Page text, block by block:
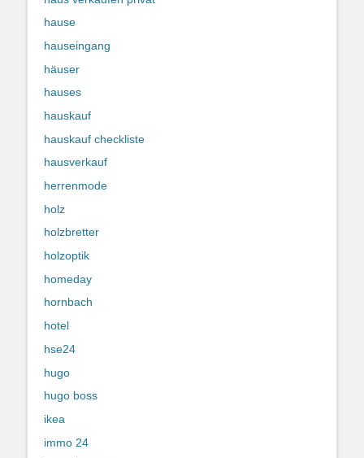
hause
hauseingang
häuser
hauses
hauskauf
hauskauf checkliste
hausverkauf
herrenmode
holz
holzbretter
holzoptik
homeday
hornbach
hotel
hse24
hugo
hugo boss
ikea
immo 24